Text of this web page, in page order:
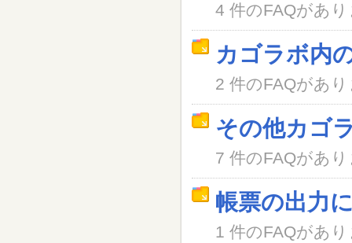
4 件のFAQがあ
カゴラボ内
2 件のFAQがあ
その他カゴ
7 件のFAQがあ
帳票の出力
1 件のFAQがあ